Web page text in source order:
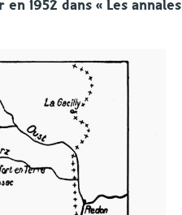
1952 dans « Les annales